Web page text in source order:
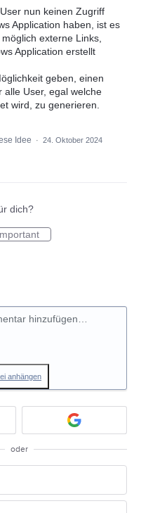
nun keinen Zugriff
Application haben, ist es
externe Links,
Application erstellt
geben, einen
alle User, egal welche
wird, zu generieren.
Idee · 24. Oktober 2024
dich?
hinzufügen…
anhängen
oder